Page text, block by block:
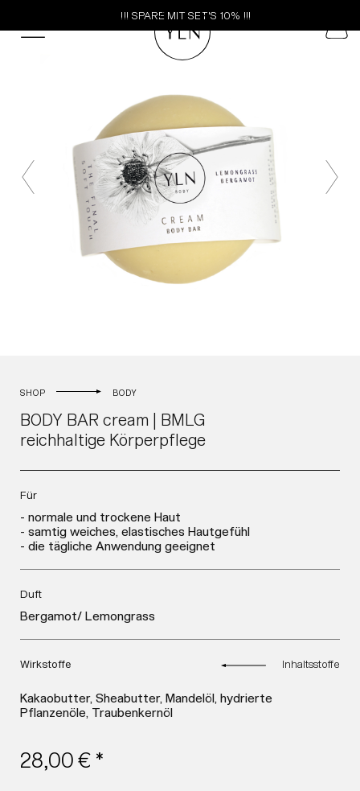
!!! SPARE MIT SET'S 10% !!!
SHOP BODY
BODY BAR cream | BMLG
reichhaltige Körperpflege
Für
- normale und trockene Haut
- samtig weiches, elastisches Hautgefühl
- die tägliche Anwendung geeignet
Duft
Bergamot/ Lemongrass
Wirkstoffe Inhaltsstoffe
Kakaobutter, Sheabutter, Mandelöl, hydrierte
Pflanzenöle, Traubenkernöl
28,00 € *